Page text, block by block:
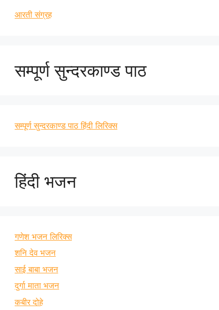
आरती संग्रह
सम्पूर्ण सुन्दरकाण्ड पाठ
सम्पूर्ण सुन्दरकाण्ड पाठ हिंदी लिरिक्स
हिंदी भजन
गणेश भजन लिरिक्स
शनि देव भजन
साई बाबा भजन
दुर्गा माता भजन
कबीर दोहे